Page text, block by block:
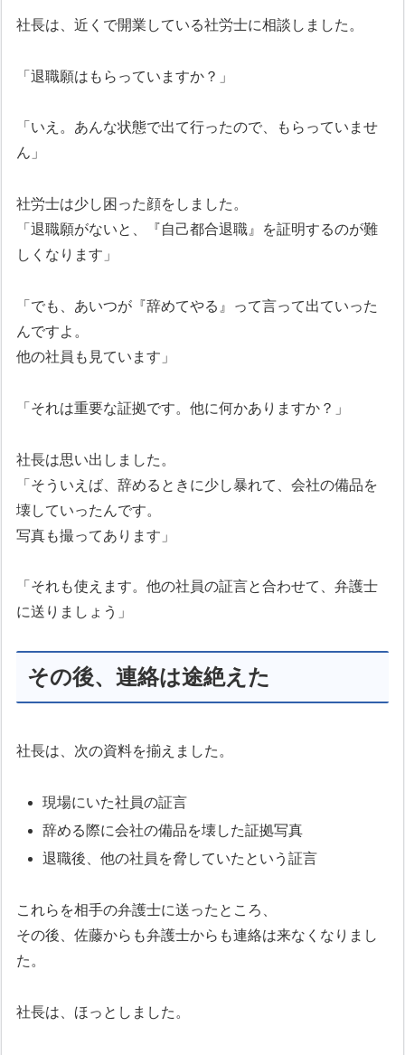
社長は、近くで開業している社労士に相談しました。
「退職願はもらっていますか？」
「いえ。あんな状態で出て行ったので、もらっていませ
ん」
社労士は少し困った顔をしました。
「退職願がないと、『自己都合退職』を証明するのが難
しくなります」
「でも、あいつが『辞めてやる』って言って出ていった
んですよ。
他の社員も見ています」
「それは重要な証拠です。他に何かありますか？」
社長は思い出しました。
「そういえば、辞めるときに少し暴れて、会社の備品を
壊していったんです。
写真も撮ってあります」
「それも使えます。他の社員の証言と合わせて、弁護士
に送りましょう」
その後、連絡は途絶えた
社長は、次の資料を揃えました。
現場にいた社員の証言
辞める際に会社の備品を壊した証拠写真
退職後、他の社員を脅していたという証言
これらを相手の弁護士に送ったところ、
その後、佐藤からも弁護士からも連絡は来なくなりまし
た。
社長は、ほっとしました。